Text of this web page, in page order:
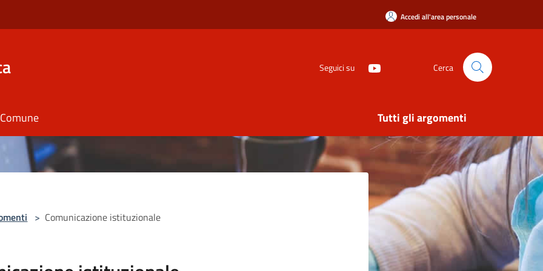
Accedi all'area personale
Seguici su Cerca
Tutti gli argomenti
> Comunicazione istituzionale